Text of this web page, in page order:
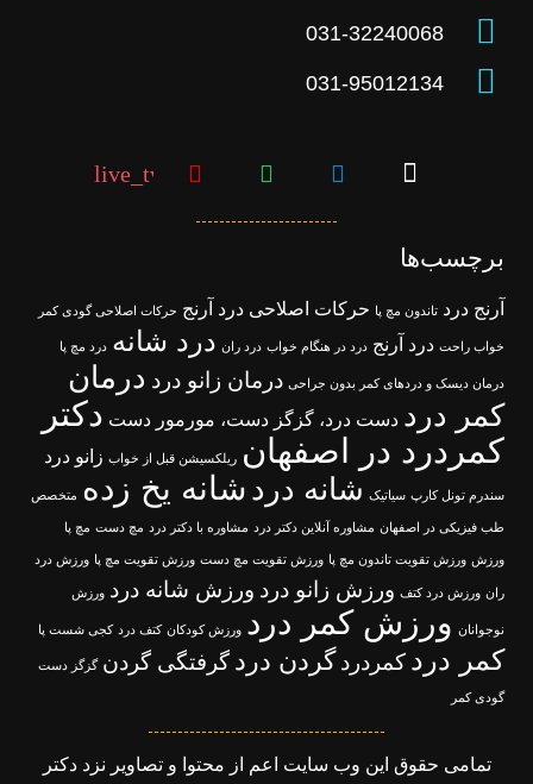
031-32240068
031-95012134
live_tv
برچسب‌ها
آرنج درد تاندون مچ پا حرکات اصلاحی درد آرنج حرکات اصلاحی گودی کمر
خواب راحت درد آرنج درد در هنگام خواب درد ران درد شانه درد مچ پا
درمان دیسک و دردهای کمر بدون جراحی درمان زانو درد درمان
کمر درد دست درد، گزگز دست، مورمور دست دکتر
کمردرد در اصفهان ریلکسیشن قبل از خواب زانو درد
سندرم تونل کارپ سیاتیک شانه درد شانه یخ زده متخصص
طب فیزیکی در اصفهان مشاوره آنلاین دکتر درد مشاوره با دکتر درد مچ دست مچ پا
ورزش ورزش تقویت تاندون مچ پا ورزش تقویت مچ دست ورزش تقویت مچ پا ورزش درد
ران ورزش درد کتف ورزش زانو درد ورزش شانه درد ورزش
نوجوانان ورزش کمر درد ورزش کودکان کتف درد کجی شست پا
کمر درد کمردرد گردن درد گرفتگی گردن گزگز دست
گودی کمر
تمامی حقوق این وب سایت اعم از محتوا و تصاویر نزد دکتر